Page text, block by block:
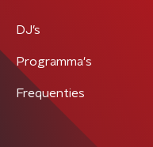
DJ’s
Programma's
Frequenties